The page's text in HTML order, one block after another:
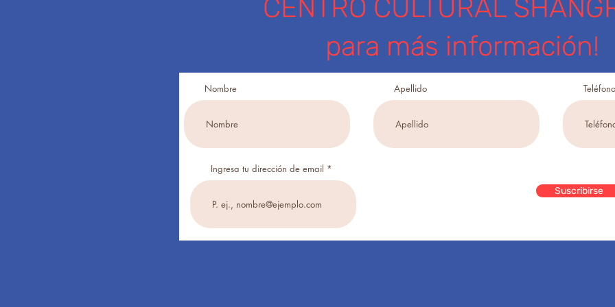
CENTRO CULTURAL
para más información!
Nombre
Ingresa tu dirección de email
Apellido Teléfono
Suscribirse